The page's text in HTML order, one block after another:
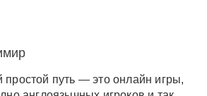
путь — это онлайн игры,